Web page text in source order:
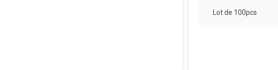
Lot de 100pcs